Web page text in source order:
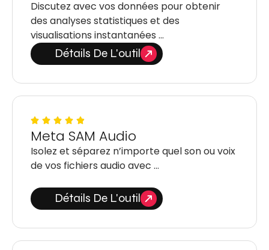
Discutez avec vos données pour obtenir
des analyses statistiques et des
visualisations instantanées …
Détails De L'outil
Meta SAM Audio
Isolez et séparez n’importe quel son ou voix
de vos fichiers audio avec …
Détails De L'outil